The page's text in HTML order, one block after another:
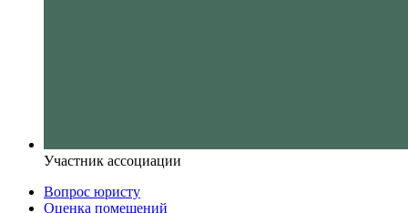
Участник ассоциации
Вопрос юристу
Оценка помещений